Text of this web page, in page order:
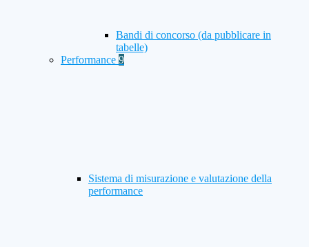
Bandi di concorso (da pubblicare in
tabelle)
Performance 9
Sistema di misurazione e valutazione della
performance